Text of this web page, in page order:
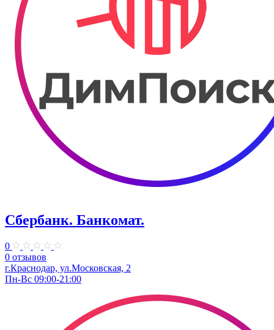
Сбербанк. Банкомат.
0
0 отзывов
г.Краснодар, ул.​Московская, 2
Пн-Вс 09:00-21:00